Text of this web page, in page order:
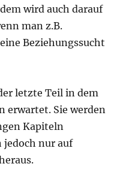
wird auch darauf
man z.B.
Beziehungssucht
letzte Teil in dem
erwartet. Sie werden
Kapiteln
jedoch nur auf